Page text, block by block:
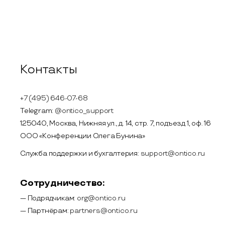
Контакты
+7 (495) 646-07-68
Telegram: @ontico_support
125040, Москва, Нижняя ул., д. 14, стр. 7, подъезд 1, оф. 16
ООО «Конференции Олега Бунина»
Служба поддержки и бухгалтерия: support@ontico.ru
Сотрудничество:
— Подрядчикам: org@ontico.ru
— Партнёрам: partners@ontico.ru